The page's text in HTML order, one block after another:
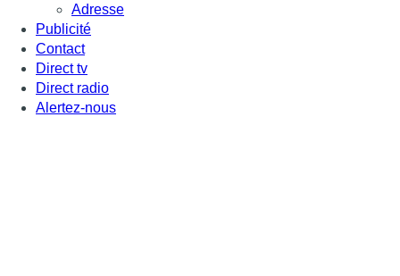
Adresse
Publicité
Contact
Direct tv
Direct radio
Alertez-nous